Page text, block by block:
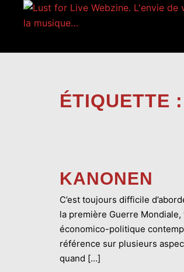
ÉTIQUETTE :
KANONEN
C’est toujours difficile
la première Guerre Mondiale,
économico-politique
référence sur plusieurs
quand […]